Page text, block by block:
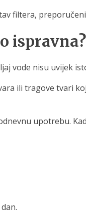
filtera,
ispravna?
vode nisu uvijek
ili tragove tvari
upotrebu.